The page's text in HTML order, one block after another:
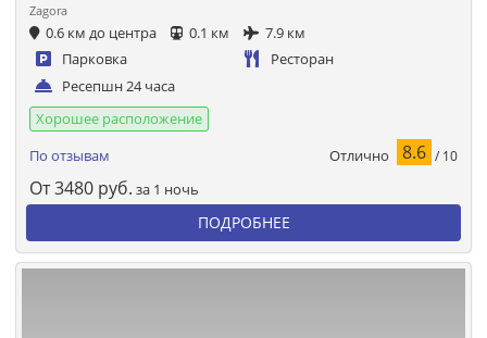
Zagora
0.6 км до центра 0.1 км
7.9 км
Парковка
Ресторан
Ресепшн 24 часа
Хорошее расположение
По отзывам
Отлично 8.6 / 10
От3480 руб. за 1 ночь
ПОДРОБНЕЕ